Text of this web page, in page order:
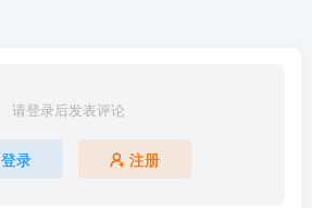
请登录后发表评论
登录 注册